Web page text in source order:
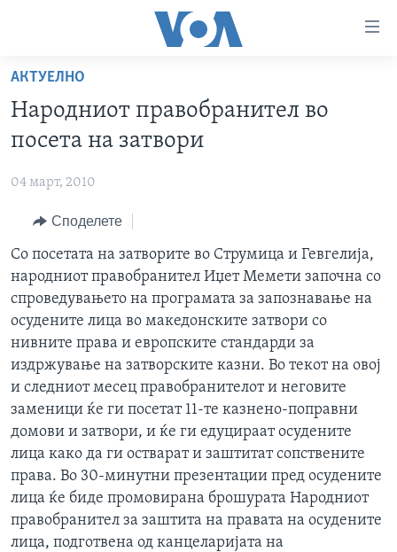
пристапност
Премини
на
главната
Премини
за
навигација
Пребарувај
РУБРИКИ
МАКЕДОНИЈА
СВЕТ
ЕКОНОМИЈА
ПОЛИТИКА
ЗДРАВЈЕ
НАУКА
УМЕТНОСТ И ЗАБАВА
ИНТЕРВЈУА
ДОКУМЕНТАРЦИ
АРХИВИРАНА ПРОГРАМА
NEWSFLASH - АРХИВА
ВЕСТИ ОД САД ВО МИНУТА - АРХИВА
ИЗБОРИ ВО САД 2020 - АРХИВА
ЗА НАС
Learning English
НАКУСО...
Јазици
АКТУЕЛНО
Народниот правобранител во
посета на затвори
04 март, 2010
Споделете
Со посетата на затворите во Струмица и Гевгелија,
народниот правобранител Иџет Мемети започна со
спроведувањето на програмата за запознавање на
осудените лица во македонските затвори со
нивните права и европските стандарди за
издржување на затворските казни. Во текот на овој
и следниот месец правобранителот и неговите
заменици ќе ги посетат 11-те казнено-поправни
домови и затвори, и ќе ги едуцираат осудените
лица како да ги остварат и заштитат сопствените
права. Во 30-минутни презентации пред осудените
лица ќе биде промовирана брошурата Народниот
правобранител за заштита на правата на осудените
лица, подготвена од канцеларијата на